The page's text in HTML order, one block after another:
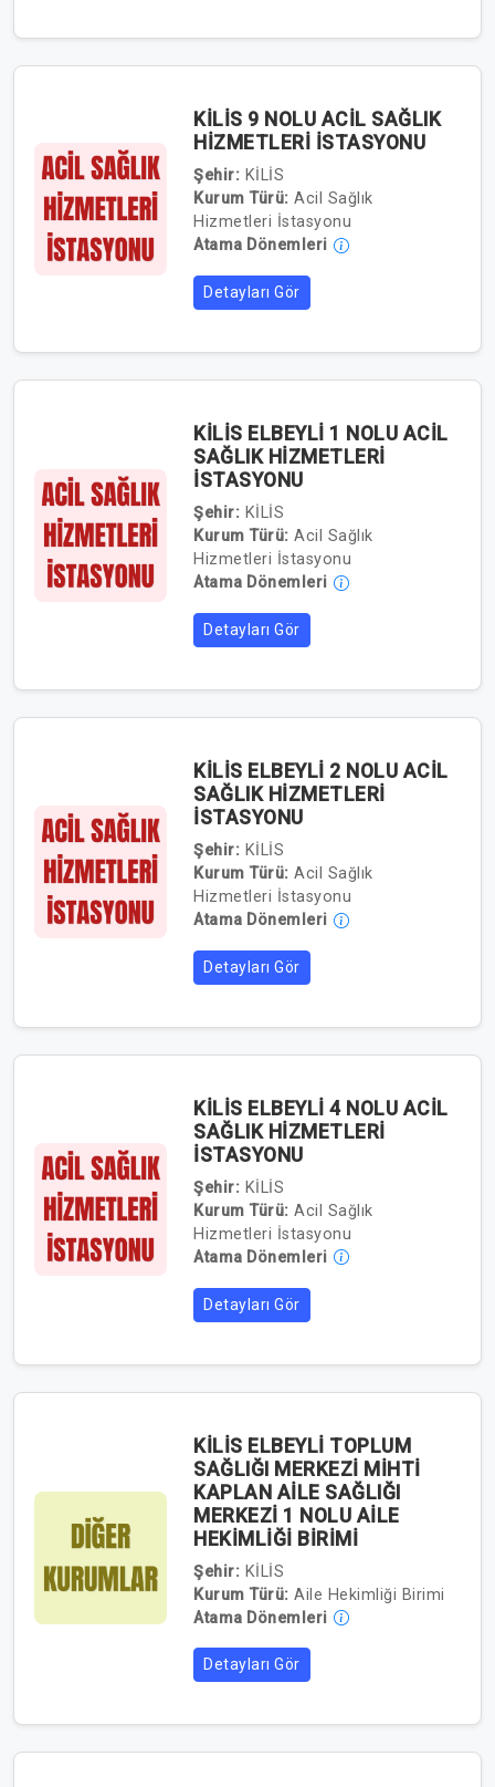
KİLİS 9 NOLU ACİL SAĞLIK
HİZMETLERİ İSTASYONU
Şehir: KİLİS
Kurum Türü: Acil Sağlık
Hizmetleri İstasyonu
Atama Dönemleri
Detayları Gör
KİLİS ELBEYLİ 1 NOLU ACİL
SAĞLIK HİZMETLERİ
İSTASYONU
Şehir: KİLİS
Kurum Türü: Acil Sağlık
Hizmetleri İstasyonu
Atama Dönemleri
Detayları Gör
KİLİS ELBEYLİ 2 NOLU ACİL
SAĞLIK HİZMETLERİ
İSTASYONU
Şehir: KİLİS
Kurum Türü: Acil Sağlık
Hizmetleri İstasyonu
Atama Dönemleri
Detayları Gör
KİLİS ELBEYLİ 4 NOLU ACİL
SAĞLIK HİZMETLERİ
İSTASYONU
Şehir: KİLİS
Kurum Türü: Acil Sağlık
Hizmetleri İstasyonu
Atama Dönemleri
Detayları Gör
KİLİS ELBEYLİ TOPLUM
SAĞLIĞI MERKEZİ MİHTİ
KAPLAN AİLE SAĞLIĞI
MERKEZİ 1 NOLU AİLE
HEKİMLİĞİ BİRİMİ
Şehir: KİLİS
Kurum Türü: Aile Hekimliği Birimi
Atama Dönemleri
Detayları Gör